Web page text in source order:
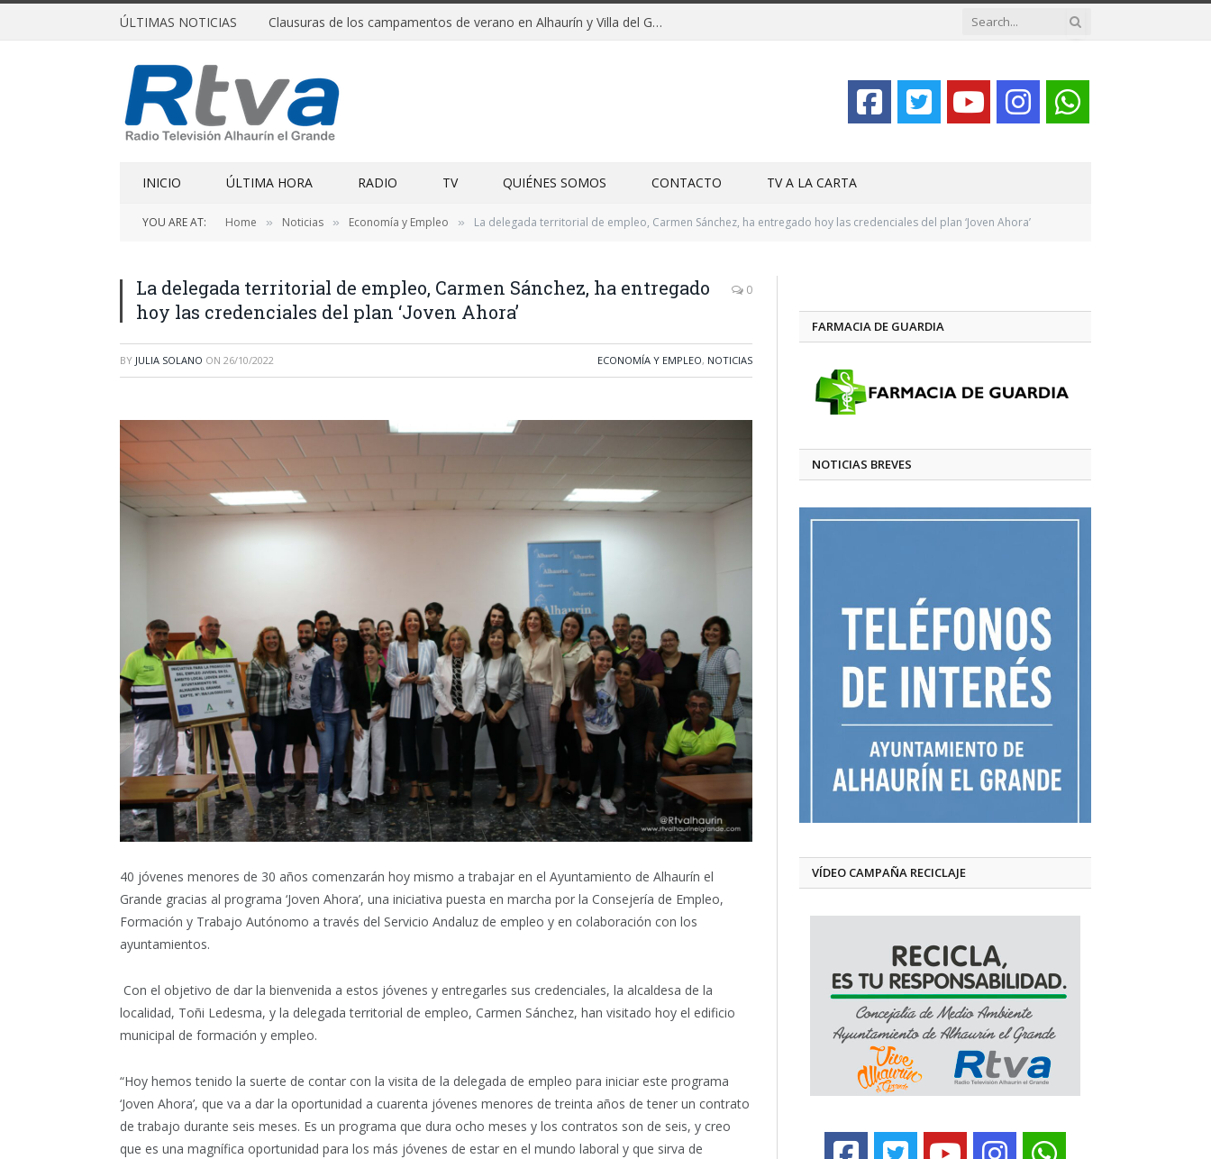
ÚLTIMAS NOTICIAS Clausuras de los campamentos de verano en Alhaurín y Villa del Guadalhorce 2026
INICIO ÚLTIMA HORA RADIO TV QUIÉNES SOMOS CONTACTO TV A LA CARTA
YOU ARE AT: Home » Noticias » Economía y Empleo » La delegada territorial de empleo, Carmen Sánchez, ha entregado hoy las credenciales del plan ‘Joven Ahora’
La delegada territorial de empleo, Carmen Sánchez, ha entregado
hoy las credenciales del plan ‘Joven Ahora’
0
BY JULIA SOLANO ON 26/10/2022 ECONOMÍA Y EMPLEO, NOTICIAS
40 jóvenes menores de 30 años comenzarán hoy mismo a trabajar en el Ayuntamiento de Alhaurín el
Grande gracias al programa ‘Joven Ahora’, una iniciativa puesta en marcha por la Consejería de Empleo,
Formación y Trabajo Autónomo a través del Servicio Andaluz de empleo y en colaboración con los
ayuntamientos.
Con el objetivo de dar la bienvenida a estos jóvenes y entregarles sus credenciales, la alcaldesa de la
localidad, Toñi Ledesma, y la delegada territorial de empleo, Carmen Sánchez, han visitado hoy el edificio
municipal de formación y empleo.
“Hoy hemos tenido la suerte de contar con la visita de la delegada de empleo para iniciar este programa
‘Joven Ahora’, que va a dar la oportunidad a cuarenta jóvenes menores de treinta años de tener un contrato
de trabajo durante seis meses. Es un programa que dura ocho meses y los contratos son de seis, y creo
que es una magnífica oportunidad para los más jóvenes de estar en el mundo laboral y que sirva de
FARMACIA DE GUARDIA
NOTICIAS BREVES
VÍDEO CAMPAÑA RECICLAJE